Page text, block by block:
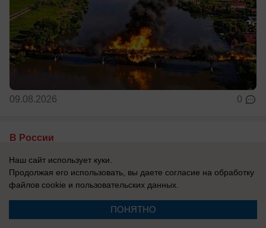
09.08.2026 0
В России
украинские корабли и порты
Армия России продолжает наносить системные
удары по портам Одессы.
Наш сайт использует куки.
Продолжая его использовать, вы даете согласие на обработку
файлов cookie и пользовательских данных.
ПОНЯТНО